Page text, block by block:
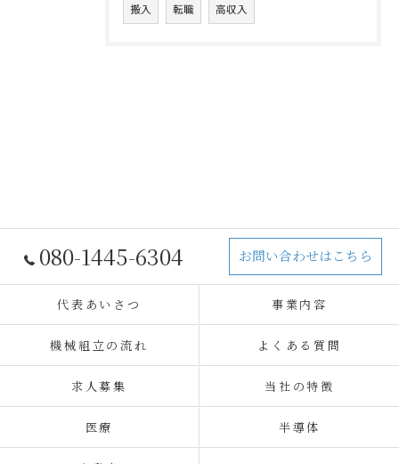
搬入 転職 高収入
080-1445-6304 お問い合わせはこちら
代表あいさつ 事業内容
機械組立の流れ よくある質問
求人募集 当社の特徴
医療 半導体